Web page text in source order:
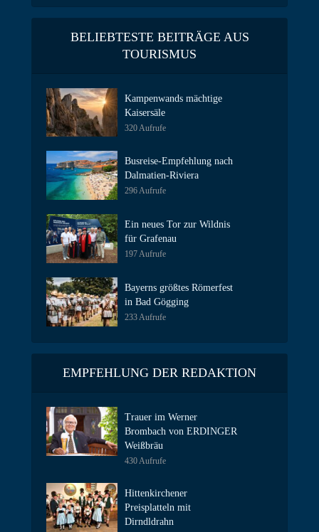
BELIEBTESTE BEITRÄGE AUS
TOURISMUS
Kampenwands mächtige
Kaisersäle
320 Aufrufe
Busreise-Empfehlung nach
Dalmatien-Riviera
296 Aufrufe
Ein neues Tor zur Wildnis
für Grafenau
197 Aufrufe
Bayerns größtes Römerfest
in Bad Gögging
233 Aufrufe
EMPFEHLUNG DER REDAKTION
Trauer im Werner
Brombach von ERDINGER
Weißbräu
430 Aufrufe
Hittenkirchener
Preisplatteln mit
Dirndldrahn